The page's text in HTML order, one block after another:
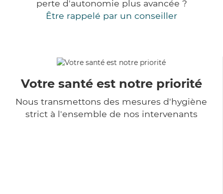
perte d'autonomie plus avancée ?
Être rappelé par un conseiller
Votre santé est notre priorité
Nous transmettons des mesures d'hygiène
strict à l'ensemble de nos intervenants